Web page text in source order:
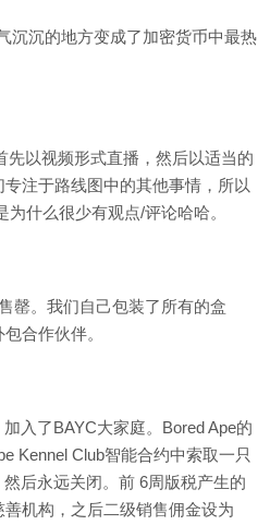
沉沉的地方变成了加密货币中最热
先以视频形式直播，然后以适当的
注于路线图中的其他事情，所以
什么很少有观点/评论哈哈。
罄。我们自己包装了所有的盒
合作伙伴。
入了BAYC大家庭。Bored Ape的
Kennel Club智能合约中索取一只
后永远关闭。前 6周版税产生的
机构，之后二级销售佣金设为